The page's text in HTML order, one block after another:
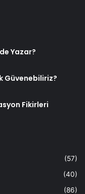
Yazar?
Güvenebiliriz?
Fikirleri
(57)
(40)
(86)